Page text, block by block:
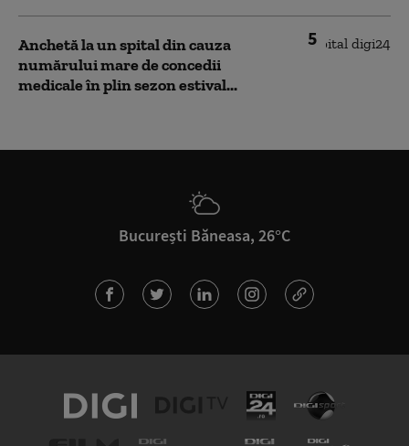
5
Anchetă la un spital din cauza
numărului mare de concedii
medicale în plin sezon estival...
București Băneasa, 26°C